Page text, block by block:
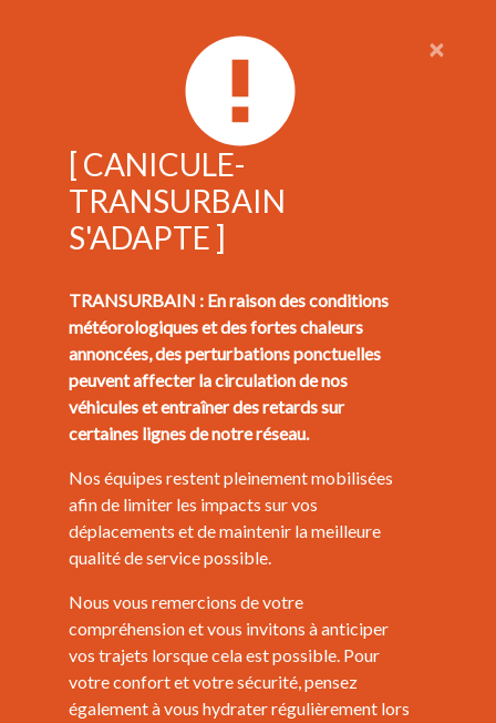
×
[ CANICULE-
TRANSURBAIN
S'ADAPTE ]
TRANSURBAIN : En raison des conditions
météorologiques et des fortes chaleurs
annoncées, des perturbations ponctuelles
peuvent affecter la circulation de nos
véhicules et entraîner des retards sur
certaines lignes de notre réseau.
Nos équipes restent pleinement mobilisées
afin de limiter les impacts sur vos
déplacements et de maintenir la meilleure
qualité de service possible.
Nous vous remercions de votre
compréhension et vous invitons à anticiper
vos trajets lorsque cela est possible. Pour
votre confort et votre sécurité, pensez
également à vous hydrater régulièrement lors